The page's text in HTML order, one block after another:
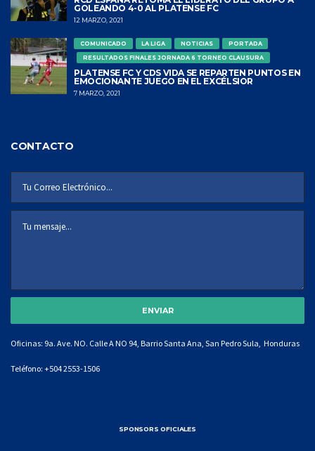
GOLEANDO 4-0 AL PLATENSE FC
12 MARZO, 2021
COMUNICADO LA LIGA NOTICIAS
PORTADA
RESULTADOS FINALES JORNADA 6 TORNEO CLAUSURA
PLATENSE FC Y CDS VIDA SE REPARTEN PUNTOS EN
EMOCIONANTE JUEGO EN EL EXCÉLSIOR
7 MARZO, 2021
CONTACTO
Oficinas: 9a. Ave. NO. Calle A NO 94, Barrio Santa Ana, San Pedro Sula, Honduras
Teléfono: +504 2553-1506
SPONSORS OFICIALES